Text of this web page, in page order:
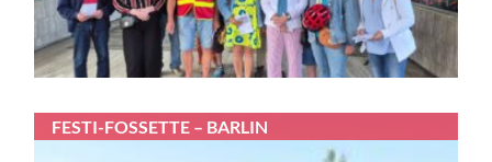
FESTI-FOSSETTE – BARLIN